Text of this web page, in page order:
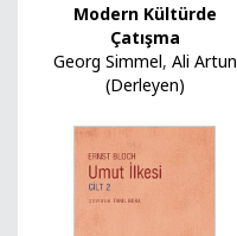
Modern Kültürde
Çatışma
Georg Simmel, Ali Artun
(Derleyen)